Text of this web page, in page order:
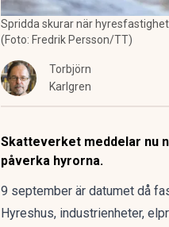
Spridda skurar när
(Foto: Fredrik Persson/TT)
Torbjörn
Karlgren
Skatteverket meddelar nu
påverka hyrorna.
9 september är datumet då
Hyreshus, industrienheter,